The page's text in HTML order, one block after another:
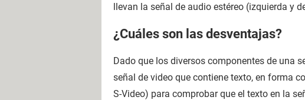
llevan la señal de audio estéreo (izquierda y
¿Cuáles son las desventajas?
Dado que los diversos componentes de una
señal de video que contiene texto, en forma
S-Video) para comprobar que el texto en la